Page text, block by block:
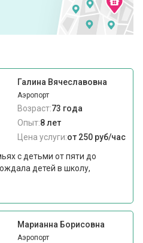
Галина Вячеславовна
Аэропорт
Возраст:73 года
Опыт:8 лет
Цена услуги:от 250 руб/час
с детьми от пяти до
детей в школу,
Марианна Борисовна
Аэропорт